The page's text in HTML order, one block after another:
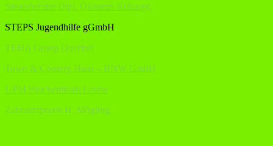
Steuerberater Dipl. Ökonom Kuhaupt,
STEPS Jugendhilfe gGmbH
TEHA Group Querfurt
Town & Country Haus – BNW GmbH
UPM Biochemicals Leuna
Zahnarztpraxis H. Mögling